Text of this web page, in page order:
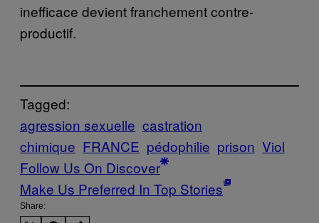
inefficace devient franchement contre-
productif.
Tagged:
agression sexuelle castration
chimique FRANCE pédophilie prison Viol
Follow Us On Discover
Make Us Preferred In Top Stories
Share: